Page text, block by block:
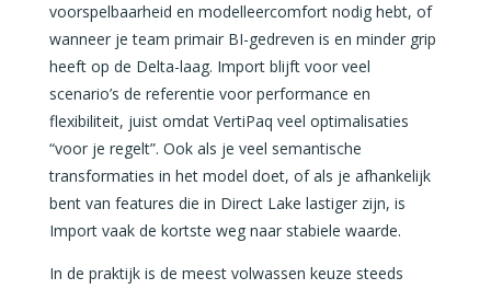
voorspelbaarheid en modelleercomfort nodig hebt, of
wanneer je team primair BI-gedreven is en minder grip
heeft op de Delta-laag. Import blijft voor veel
scenario’s de referentie voor performance en
flexibiliteit, juist omdat VertiPaq veel optimalisaties
“voor je regelt”. Ook als je veel semantische
transformaties in het model doet, of als je afhankelijk
bent van features die in Direct Lake lastiger zijn, is
Import vaak de kortste weg naar stabiele waarde.
In de praktijk is de meest volwassen keuze steeds